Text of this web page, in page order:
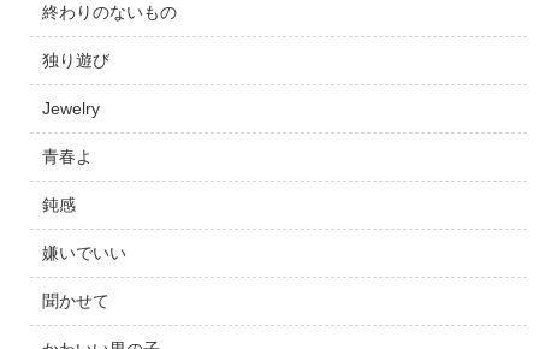
終わりのないもの
独り遊び
Jewelry
青春よ
鈍感
嫌いでいい
聞かせて